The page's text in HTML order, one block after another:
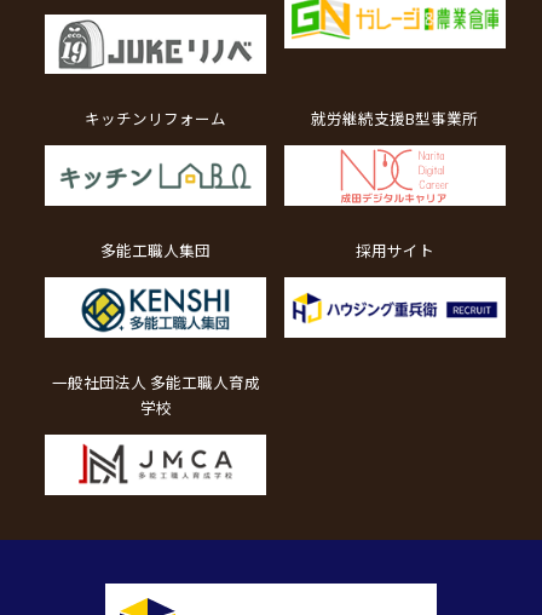
キッチンリフォーム 就労継続支援B型事業所
多能工職人集団 採用サイト
一般社団法人 多能工職人育成
学校